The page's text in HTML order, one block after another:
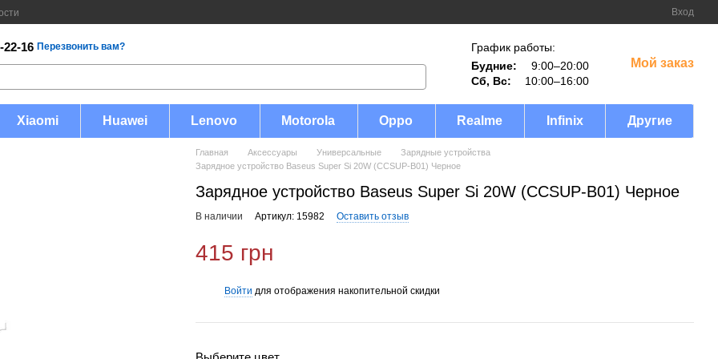
Вход
22-16 Перезвонить вам?
График работы:
Будние:
9:00–20:00
Сб, Вс:
10:00–16:00
Мой заказ
Xiaomi Huawei Lenovo Motorola Oppo Realme Infinix Другие
Главная Аксессуары Универсальные
Зарядные устройства
Зарядное устройство Baseus Super Si 20W (CCSUP-B01) Черное
Зарядное устройство Baseus Super Si 20W (CCSUP-B01) Черное
В наличии Артикул: 15982 Оставить отзыв
415 грн
Войти для отображения накопительной скидки